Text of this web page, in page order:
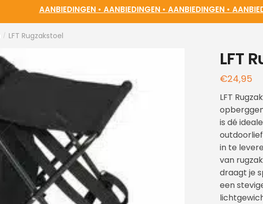
AANBIEDINGEN • AANBIEDINGEN • AANBIEDINGEN •
/ LFT Rugzakstoel
LFT
€24,95
LFT
is dé
in te
van
draagt je
een